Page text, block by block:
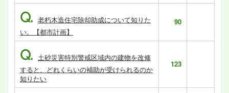
Q. 老朽木造住宅除却助成について知りた
い。【都市計画】
90
Q. 土砂災害特別警戒区域内の建物を改修
すると、どれくらいの補助が受けられるのか
知りたい
123